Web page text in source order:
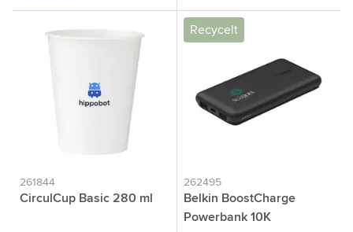
261844
CirculCup Basic 280 ml
Recycelt
262495
Belkin BoostCharge
Powerbank 10K